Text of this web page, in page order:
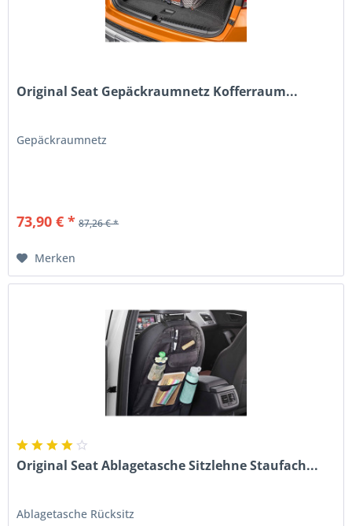
Original Seat Gepäckraumnetz Kofferraum...
Gepäckraumnetz
73,90 € * 87,26 € *
Merken
Original Seat Ablagetasche Sitzlehne Staufach...
Ablagetasche Rücksitz